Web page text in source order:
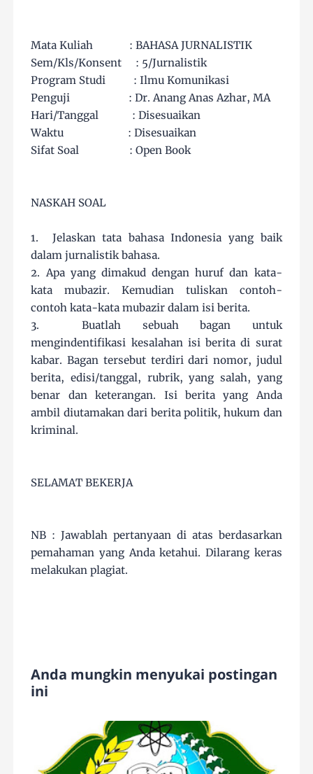
Mata Kuliah : BAHASA JURNALISTIK
Sem/Kls/Konsent : 5/Jurnalistik
Program Studi : Ilmu Komunikasi
Penguji : Dr. Anang Anas Azhar, MA
Hari/Tanggal : Disesuaikan
Waktu : Disesuaikan
Sifat Soal : Open Book
NASKAH SOAL
1. Jelaskan tata bahasa Indonesia yang baik
dalam jurnalistik bahasa.
2. Apa yang dimakud dengan huruf dan kata-
kata mubazir. Kemudian tuliskan contoh-
contoh kata-kata mubazir dalam isi berita.
3. Buatlah sebuah bagan untuk
mengindentifikasi kesalahan isi berita di surat
kabar. Bagan tersebut terdiri dari nomor, judul
berita, edisi/tanggal, rubrik, yang salah, yang
benar dan keterangan. Isi berita yang Anda
ambil diutamakan dari berita politik, hukum dan
kriminal.
SELAMAT BEKERJA
NB : Jawablah pertanyaan di atas berdasarkan
pemahaman yang Anda ketahui. Dilarang keras
melakukan plagiat.
Anda mungkin menyukai postingan
ini